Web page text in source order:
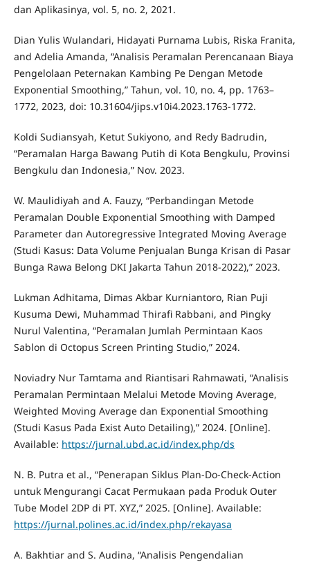
dan Aplikasinya, vol. 5, no. 2, 2021.
Dian Yulis Wulandari, Hidayati Purnama Lubis, Riska Franita,
and Adelia Amanda, “Analisis Peramalan Perencanaan Biaya
Pengelolaan Peternakan Kambing Pe Dengan Metode
Exponential Smoothing,” Tahun, vol. 10, no. 4, pp. 1763–
1772, 2023, doi: 10.31604/jips.v10i4.2023.1763-1772.
Koldi Sudiansyah, Ketut Sukiyono, and Redy Badrudin,
“Peramalan Harga Bawang Putih di Kota Bengkulu, Provinsi
Bengkulu dan Indonesia,” Nov. 2023.
W. Maulidiyah and A. Fauzy, “Perbandingan Metode
Peramalan Double Exponential Smoothing with Damped
Parameter dan Autoregressive Integrated Moving Average
(Studi Kasus: Data Volume Penjualan Bunga Krisan di Pasar
Bunga Rawa Belong DKI Jakarta Tahun 2018-2022),” 2023.
Lukman Adhitama, Dimas Akbar Kurniantoro, Rian Puji
Kusuma Dewi, Muhammad Thirafi Rabbani, and Pingky
Nurul Valentina, “Peramalan Jumlah Permintaan Kaos
Sablon di Octopus Screen Printing Studio,” 2024.
Noviadry Nur Tamtama and Riantisari Rahmawati, “Analisis
Peramalan Permintaan Melalui Metode Moving Average,
Weighted Moving Average dan Exponential Smoothing
(Studi Kasus Pada Exist Auto Detailing),” 2024. [Online].
Available: https://jurnal.ubd.ac.id/index.php/ds
N. B. Putra et al., “Penerapan Siklus Plan-Do-Check-Action
untuk Mengurangi Cacat Permukaan pada Produk Outer
Tube Model 2DP di PT. XYZ,” 2025. [Online]. Available:
https://jurnal.polines.ac.id/index.php/rekayasa
A. Bakhtiar and S. Audina, “Analisis Pengendalian